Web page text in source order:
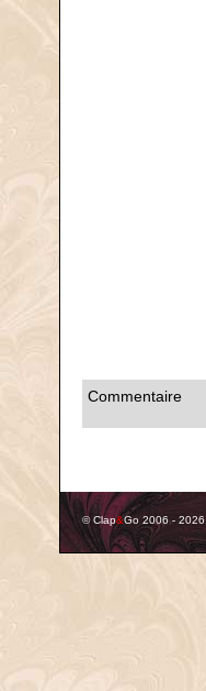
Commentaire
© Clap&Go 2006 - 2026